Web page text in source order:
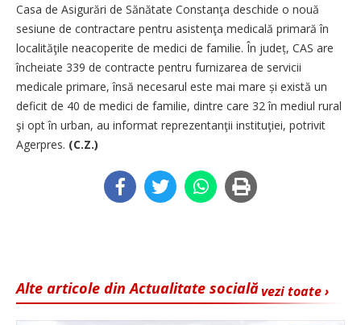
Casa de Asigurări de Sănătate Constanţa deschide o nouă
sesiune de contractare pentru asistenţa medicală primară în
localităţile neacoperite de medici de familie. În județ, CAS are
încheiate 339 de contracte pentru furnizarea de servicii
medicale primare, însă necesarul este mai mare și există un
deficit de 40 de medici de familie, dintre care 32 în mediul rural
şi opt în urban, au informat reprezentanţii instituţiei, potrivit
Agerpres. (C.Z.)
vezi toate ›
Alte articole din Actualitate socială